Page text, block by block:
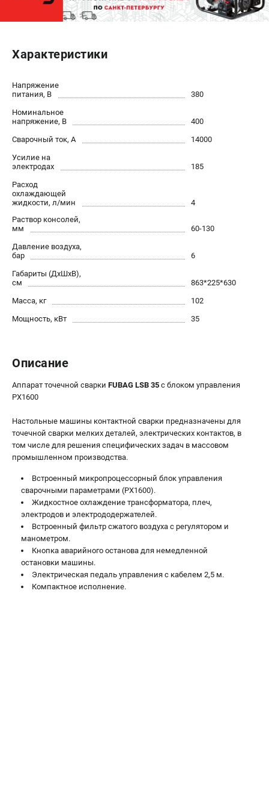
Генераторы дизельные
Генераторы сварочные
ПОЛЕЗНЫЕ СТАТЬИ
Как выбрать краскопульт?
Как выбрать мотопомпу?
Как выбрать бензопилу?
Как выбрать компрессор?
Как правильно выбрать генератор?
Как выбрать сварочный аппарат?
СВАРОЧНЫЕ АППАРАТЫ
Аппараты контактной сварки
Сварочные полуавтоматы MIG/MAG
Сварочные аппараты TIG
офертой.
8 (812) 317-60-57
Режим работы колл-центра:
пн-пт - с 9:00 до 18:00
сб - с 10:00 до 16:00
ЗАКАЗ ЗАПЧАСТЕЙ
+7 (8112) 59-10-67
zakaz@fubagtorg.ru
Характеристики
Напряжение
питания, В
380
Номинальное
напряжение, В
400
Сварочный ток, А
14000
Усилие на
электродах
185
Расход
охлаждающей
жидкости, л/мин
4
Раствор консолей,
мм
60-130
Давление воздуха,
бар
6
Габариты (ДхШхВ),
см
863*225*630
Масса, кг
102
Мощность, кВт
35
Описание
Аппарат точечной сварки FUBAG LSB 35 с блоком управления
PX1600
Настольные машины контактной сварки предназначены для
точечной сварки мелких деталей, электрических контактов, в
том числе для решения специфических задач в массовом
промышленном производства.
Встроенный микропроцессорный блок управления
cварочными параметрами (PX1600).
Жидкостное охлаждение трансформатора, плеч,
электродов и электрододержателей.
Встроенный фильтр сжатого воздуха c регулятором и
манометром.
Кнопка аварийного останова для немедленной
остановки машины.
Электрическая педаль управления с кабелем 2,5 м.
Компактное исполнение.